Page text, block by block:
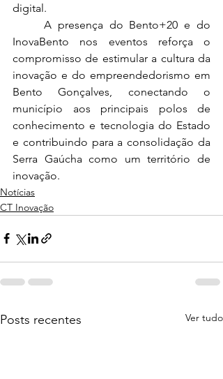
digital.
InovaBento nos eventos reforça o
compromisso de estimular a cultura da
inovação e do empreendedorismo em
Bento Gonçalves, conectando o
município aos principais polos de
conhecimento e tecnologia do Estado
e contribuindo para a consolidação da
Serra Gaúcha como um território de
inovação.
Notícias
CT Inovação
Posts recentes Ver tudo